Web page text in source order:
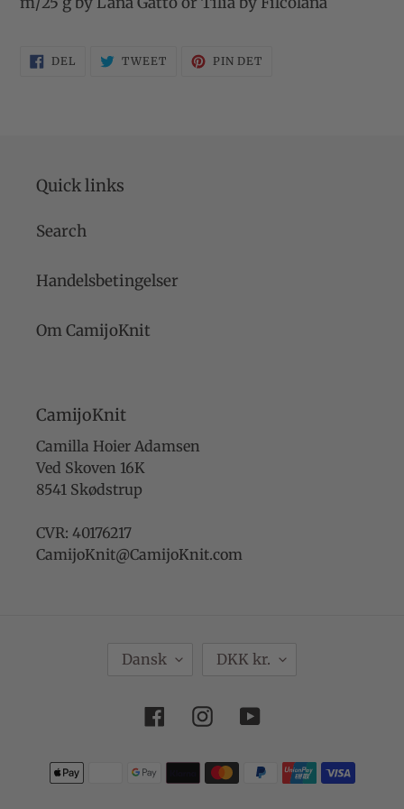
DEL
PÅ
TWEETTWEET PIN DET
Quick links
Search
Handelsbetingelser
Om CamijoKnit
CamijoKnit
Camilla Hoier Adamsen
Ved Skoven 16K
8541 Skødstrup
CVR: 40176217
CamijoKnit@CamijoKnit.com
Dansk
U
A
DKK kr.
FacebookInstagramYouTube
Betalingsmetoder